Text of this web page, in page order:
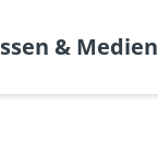
& Medien